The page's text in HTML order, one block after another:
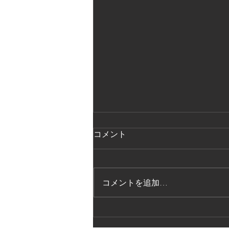
法的保護講習の実施
コメント
コメントを追加…